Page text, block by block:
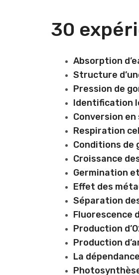
30
Absorption
Structure
Pression de
Identification
Conversion
Respiration
Conditions de
Croissance
Germination
Effet des
Séparation
Fluorescence
Production
Production
La